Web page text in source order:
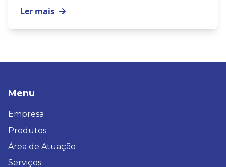
Ler mais
Menu
Empresa
Produtos
Área de Atuação
Serviços